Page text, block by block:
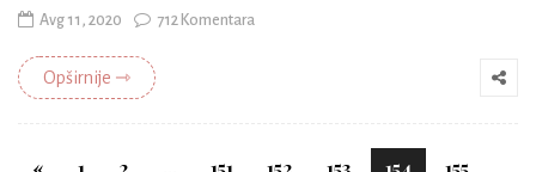
Avg 11, 2020 712 Komentara
Opširnije ⇾